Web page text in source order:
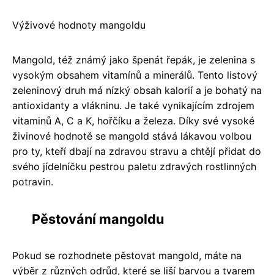
Výživové hodnoty mangoldu
Mangold, též známý jako špenát řepák, je zelenina s
vysokým obsahem vitamínů a minerálů. Tento listový
zeleninový druh má nízký obsah kalorií a je bohatý na
antioxidanty a vlákninu. Je také vynikajícím zdrojem
vitaminů A, C a K, hořčíku a železa. Díky své vysoké
živinové hodnotě se mangold stává lákavou volbou
pro ty, kteří dbají na zdravou stravu a chtějí přidat do
svého jídelníčku pestrou paletu zdravých rostlinných
potravin.
Pěstování mangoldu
Pokud se rozhodnete pěstovat mangold, máte na
výběr z různých odrůd, které se liší barvou a tvarem